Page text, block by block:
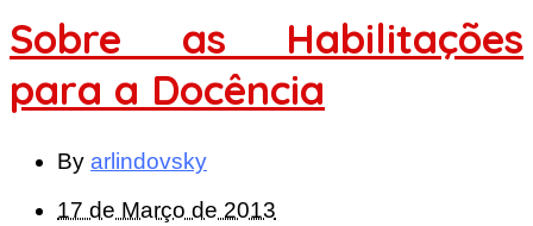
Sobre as Habilitações
para a Docência
By arlindovsky
17 de Março de 2013